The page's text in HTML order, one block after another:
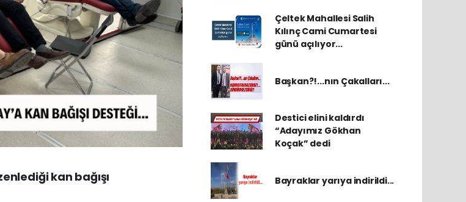
kan bağışı
Çeltek Mahallesi Salih
Kılınç Cami Cumartesi
günü açılıyor...
Başkan?!...nın Çakalları...
Destici elini kaldırdı
“Adayımız Gökhan
Koçak” dedi
Bayraklar yarıya indirildi...